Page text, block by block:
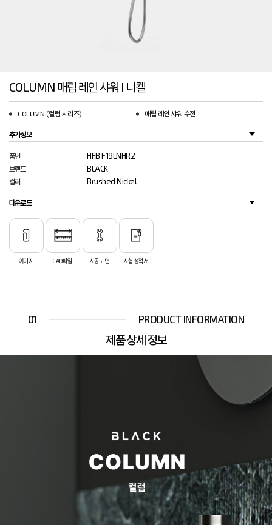
COLUMN 매립 레인 샤워 I 니켈
COLUMN (컬럼 시리즈) 매립 레인 샤워 수전
추가정보
품번 HFB F19LNHR2
브랜드 BLACK
컬러 Brushed Nickel
다운로드
이미지 CAD파일 시공도면 시험성적서
01 PRODUCT INFORMATION
제품 상세 정보